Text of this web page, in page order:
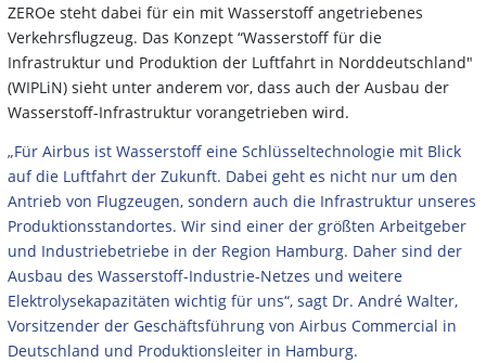
ZEROe steht dabei für ein mit Wasserstoff angetriebenes
Verkehrsflugzeug. Das Konzept “Wasserstoff für die
Infrastruktur und Produktion der Luftfahrt in Norddeutschland"
(WIPLiN) sieht unter anderem vor, dass auch der Ausbau der
Wasserstoff-Infrastruktur vorangetrieben wird.
„Für Airbus ist Wasserstoff eine Schlüsseltechnologie mit Blick
auf die Luftfahrt der Zukunft. Dabei geht es nicht nur um den
Antrieb von Flugzeugen, sondern auch die Infrastruktur unseres
Produktionsstandortes. Wir sind einer der größten Arbeitgeber
und Industriebetriebe in der Region Hamburg. Daher sind der
Ausbau des Wasserstoff-Industrie-Netzes und weitere
Elektrolysekapazitäten wichtig für uns“, sagt Dr. André Walter,
Vorsitzender der Geschäftsführung von Airbus Commercial in
Deutschland und Produktionsleiter in Hamburg.